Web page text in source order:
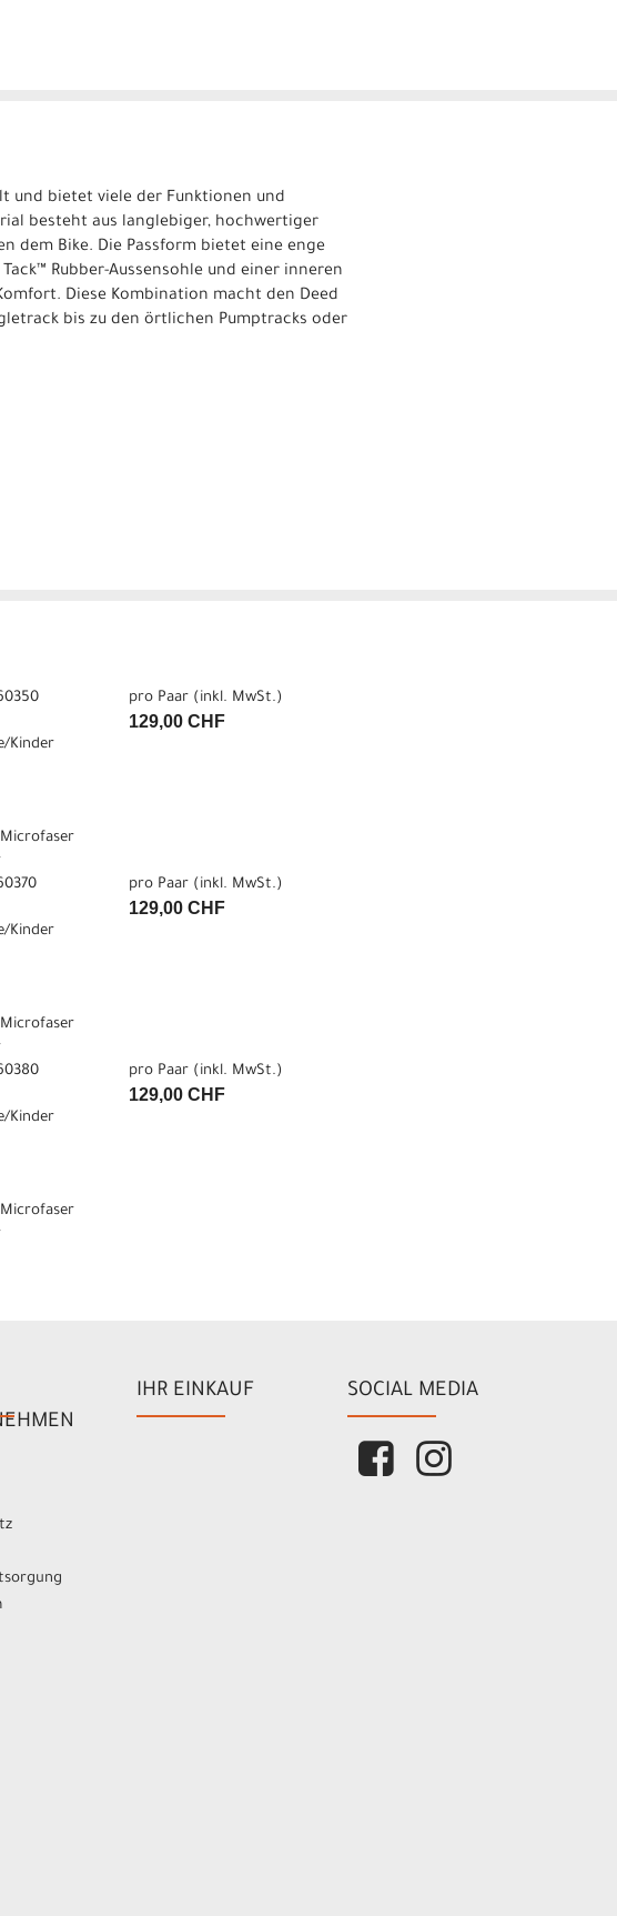
und bietet viele der Funktionen und
besteht aus langlebiger, hochwertiger
dem Bike. Die Passform bietet eine enge
Rubber-Aussensohle und einer inneren
Diese Kombination macht den Deed
bis zu den örtlichen Pumptracks oder
Kinder
pro Paar (inkl. MwSt.)
129,00 CHF
Kinder
pro Paar (inkl. MwSt.)
129,00 CHF
Kinder
pro Paar (inkl. MwSt.)
129,00 CHF
IHR EINKAUF SOCIAL MEDIA